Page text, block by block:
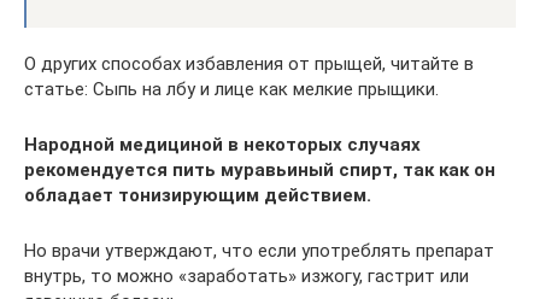
О других способах избавления от прыщей, читайте в
статье: Сыпь на лбу и лице как мелкие прыщики.
Народной медициной в некоторых случаях
рекомендуется пить муравьиный спирт, так как он
обладает тонизирующим действием.
Но врачи утверждают, что если употреблять препарат
внутрь, то можно «заработать» изжогу, гастрит или